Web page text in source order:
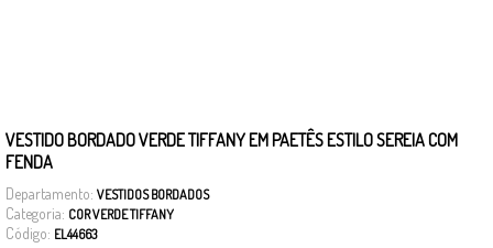
VESTIDO BORDADO VERDE TIFFANY EM PAETÊS ESTILO SEREIA COM
FENDA
Departamento: VESTIDOS BORDADOS
Categoria: COR VERDE TIFFANY
Código: EL44663